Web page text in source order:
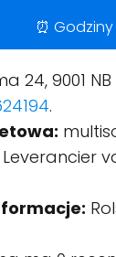
⏰ Godziny
24, 9001
.
Leverancier